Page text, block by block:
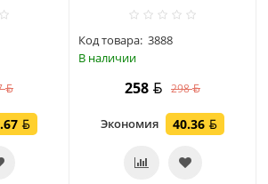
Код товара: 3888
В наличии
258 298
Экономия 40.36